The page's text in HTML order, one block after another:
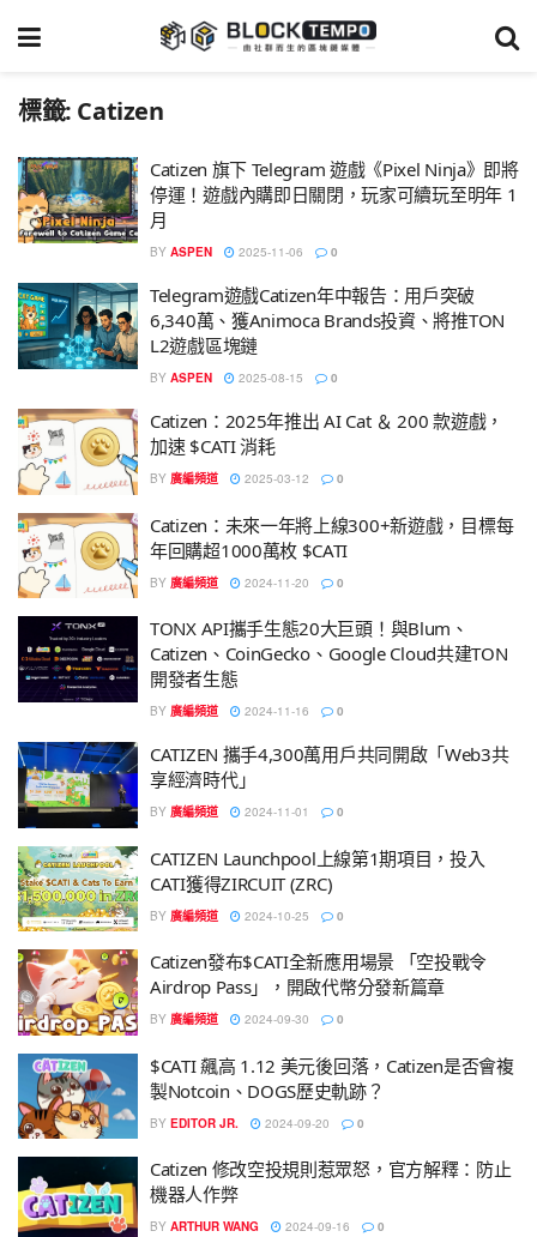
標籤: Catizen
Catizen 旗下 Telegram 遊戲《Pixel Ninja》即將
停運！遊戲內購即日關閉，玩家可續玩至明年 1
月
BY ASPEN 2025-11-06 0
Telegram遊戲Catizen年中報告：用戶突破
6,340萬、獲Animoca Brands投資、將推TON
L2遊戲區塊鏈
BY ASPEN 2025-08-15 0
Catizen：2025年推出 AI Cat ＆ 200 款遊戲，
加速 $CATI 消耗
BY 廣編頻道 2025-03-12 0
Catizen：未來一年將上線300+新遊戲，目標每
年回購超1000萬枚 $CATI
BY 廣編頻道 2024-11-20 0
TONX API攜手生態20大巨頭！與Blum、
Catizen、CoinGecko、Google Cloud共建TON
開發者生態
BY 廣編頻道 2024-11-16 0
CATIZEN 攜手4,300萬用戶共同開啟「Web3共
享經濟時代」
BY 廣編頻道 2024-11-01 0
CATIZEN Launchpool上線第1期項目，投入
CATI獲得ZIRCUIT (ZRC)
BY 廣編頻道 2024-10-25 0
Catizen發布$CATI全新應用場景 「空投戰令
Airdrop Pass」，開啟代幣分發新篇章
BY 廣編頻道 2024-09-30 0
$CATI 飆高 1.12 美元後回落，Catizen是否會複
製Notcoin、DOGS歷史軌跡？
BY EDITOR JR. 2024-09-20 0
Catizen 修改空投規則惹眾怒，官方解釋：防止
機器人作弊
BY ARTHUR WANG 2024-09-16 0